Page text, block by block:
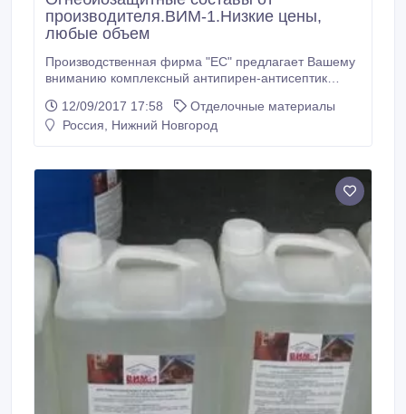
производителя.ВИМ-1.Низкие цены,
любые объем
Производственная фирма "ЕС" предлагает Вашему
вниманию комплексный антипирен-антисептик
составы прекрасно подходят как для
профессионального, так и бытового использования.
древесины и изделий на её основе способом
поверхностной пропитки.
12/09/2017 17:58
Отделочные материалы
Россия, Нижний Новгород